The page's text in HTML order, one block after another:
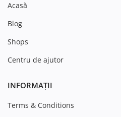
Acasă
Blog
Shops
Centru de ajutor
INFORMAȚII
Terms & Conditions